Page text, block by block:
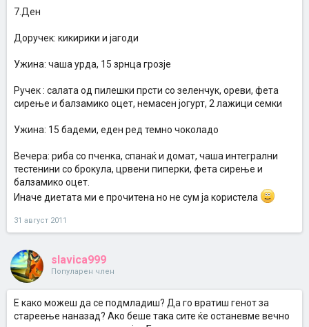
7.Ден
Доручек: кикирики и јагоди
Ужина: чаша урда, 15 зрнца грозје
Ручек : салата од пилешки прсти со зеленчук, ореви, фета
сирење и балзамико оцет, немасен јогурт, 2 лажици семки
Ужина: 15 бадеми, еден ред темно чоколадо
Вечера: риба со пченка, спанаќ и домат, чаша интегрални
тестенини со брокула, црвени пиперки, фета сирење и
балзамико оцет.
Иначе диетата ми е прочитена но не сум ја користела
31 август 2011
slavica999
Популарен член
Е како можеш да се подмладиш? Да го вратиш генот за
стареење наназад? Ако беше така сите ќе останевме вечно